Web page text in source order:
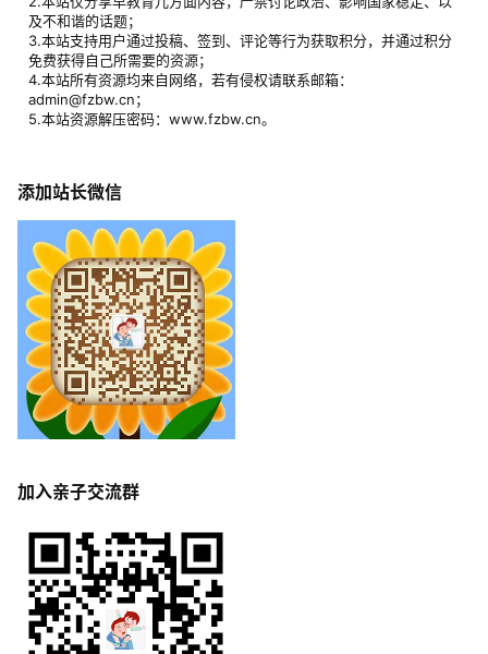
及不和谐的话题；
3.本站支持用户通过投稿、签到、评论等行为获取积分，并通过积分
免费获得自己所需要的资源；
4.本站所有资源均来自网络，若有侵权请联系邮箱：
admin@fzbw.cn；
5.本站资源解压密码：www.fzbw.cn。
添加站长微信
加入亲子交流群